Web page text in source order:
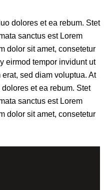
dolores et ea rebum. Stet
sanctus est Lorem
dolor sit amet, consetetur
eirmod tempor invidunt ut
sed diam voluptua. At
et ea rebum. Stet
sanctus est Lorem
dolor sit amet, consetetur